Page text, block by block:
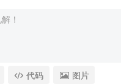
代码 图片